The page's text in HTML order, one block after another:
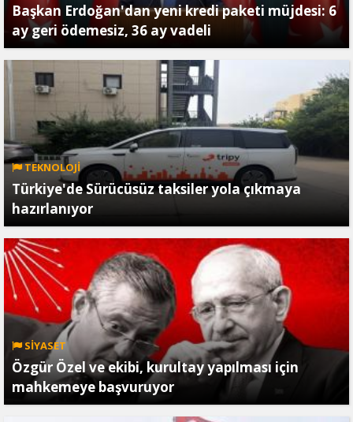
Başkan Erdoğan'dan yeni kredi paketi müjdesi: 6
ay geri ödemesiz, 36 ay vadeli
TEKNOLOJİ
Türkiye'de Sürücüsüz taksiler yola çıkmaya
hazırlanıyor
SİYASET
Özgür Özel ve ekibi, kurultay yapılması için
mahkemeye başvuruyor